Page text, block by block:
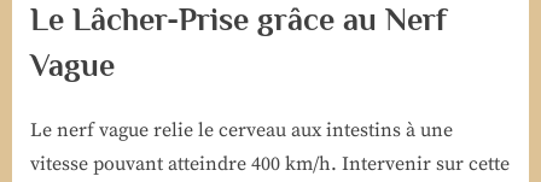
Le Lâcher-Prise grâce au Nerf
Vague
Le nerf vague relie le cerveau aux intestins à une
vitesse pouvant atteindre 400 km/h. Intervenir sur cette